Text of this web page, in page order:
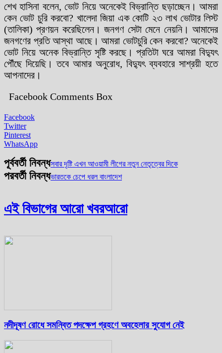
শেখ হাসিনা বলেন, ভোট নিয়ে অনেকেই বিভ্রান্তি ছড়াচ্ছেন। আমরা
কেন ভোট চুরি করবো? খালেদা জিয়া এক কোটি ২৩ লাখ ভোটার লিস্ট
(তালিকা) প্রণয়ন করেছিলেন। জনগণ সেটা মেনে নেয়নি। আমাদের
জনগণের প্রতি আস্থা আছে। আমরা ভোটচুরি কেন করবো? অনেকেই
ভোট নিয়ে অনেক বিভ্রান্তি সৃষ্টি করছে। প্রতিটা ঘরে আমরা বিদ্যুৎ
পৌঁছে দিয়েছি। তবে আমার অনুরোধ, বিদ্যুৎ ব্যবহারে সাশ্রয়ী হতে
আপনাদের।
Facebook Comments Box
Facebook
Twitter
Pinterest
WhatsApp
পূর্ববর্তী নিবন্ধসবার দৃষ্টি এখন আওয়ামী লীগের নতুন নেতৃত্বের দিকে
পরবর্তী নিবন্ধভারতকে চেপে ধরল বাংলাদেশ
এই বিভাগের আরো খবরআরো
নদীদূষণ রোধে সমন্বিত পদক্ষেপ গ্রহণে অবহেলার সুযোগ নেই